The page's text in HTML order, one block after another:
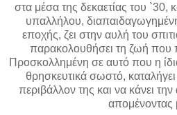
στα μέσα της δεκαετίας του
υπαλλήλου,
εποχής, ζει στην αυλή του
παρακολουθήσει τη ζωή που
Προσκολλημένη σε αυτό που η
θρησκευτικά σωστό,
περιβάλλον της και να κάνει
απομένοντας